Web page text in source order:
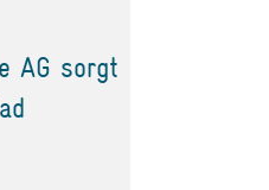
AG sorgt